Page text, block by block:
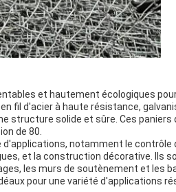
et hautement écologiques
fil d'acier à haute résistance,
structure solide et sûre. Ces paniers
de 80.
notamment le contrôle
et la construction décorative. Ils
les murs de soutènement et les
pour une variété d'applications